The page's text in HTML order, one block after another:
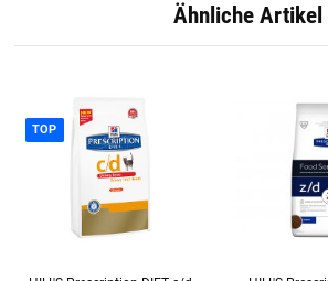
Ähnliche Artikel
TOP